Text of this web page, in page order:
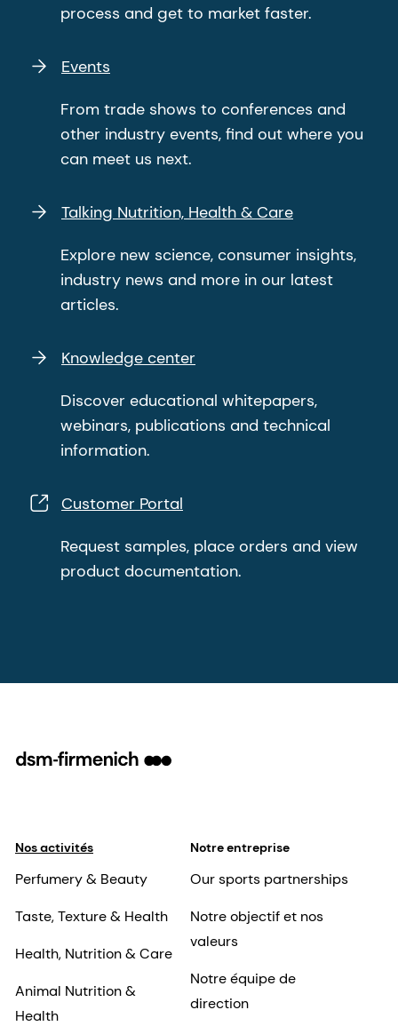
process and get to market faster.
Events
From trade shows to conferences and
other industry events, find out where you
can meet us next.
Talking Nutrition, Health & Care
Explore new science, consumer insights,
industry news and more in our latest
articles.
Knowledge center
Discover educational whitepapers,
webinars, publications and technical
information.
Customer Portal
Request samples, place orders and view
product documentation.
Nos activités
Perfumery & Beauty
Taste, Texture & Health
Health, Nutrition & Care
Animal Nutrition &
Health
Notre entreprise
Our sports partnerships
Notre objectif et nos
valeurs
Notre équipe de
direction